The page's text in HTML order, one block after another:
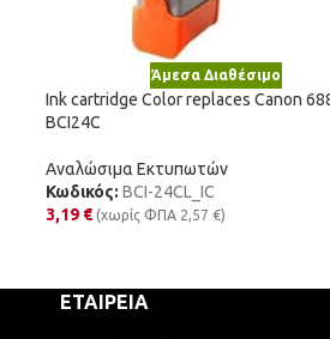
Άμεσα Διαθέσιμο
Ink cartridge Color replaces Canon
BCI24C
Αναλώσιμα Εκτυπωτών
Κωδικός: BCI-24CL_IC
3,19 € (χωρίς ΦΠΑ 2,57 €)
ΕΤΑΙΡΕΊΑ